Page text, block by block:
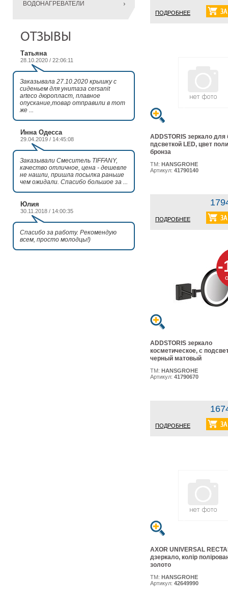
ВОДОНАГРЕВАТЕЛИ
ОТЗЫВЫ
Татьяна
28.10.2020 / 22:06:11
Заказывала 27.10.2020 крышку с
сиденьем для унитаза cersanit
arteco дюропласт, плавное
опускание,товар отправили в тот
же ...
Инна Одесса
29.04.2019 / 14:45:08
Заказывали Смеситель TIFFANY,
качество отличное, цена - дешевле
не нашли, пришла посылка раньше
чем ожидали. Спасибо большое за ...
Юлия
30.11.2018 / 14:00:35
Спасибо за работу. Рекомендую
всем, просто молодцы!)
ПОДРОБНЕЕ
ADDSTORIS зеркало для
пдсветкой LED, цвет
бронза
ТМ: HANSGROHE
Артикул: 41790140
ПОДРОБНЕЕ
-
ADDSTORIS зеркало
косметическое, с
черный матовый
ТМ: HANSGROHE
Артикул: 41790670
ПОДРОБНЕЕ
AXOR UNIVERSAL
дзеркало, колір
золото
ТМ: HANSGROHE
Артикул: 42649990